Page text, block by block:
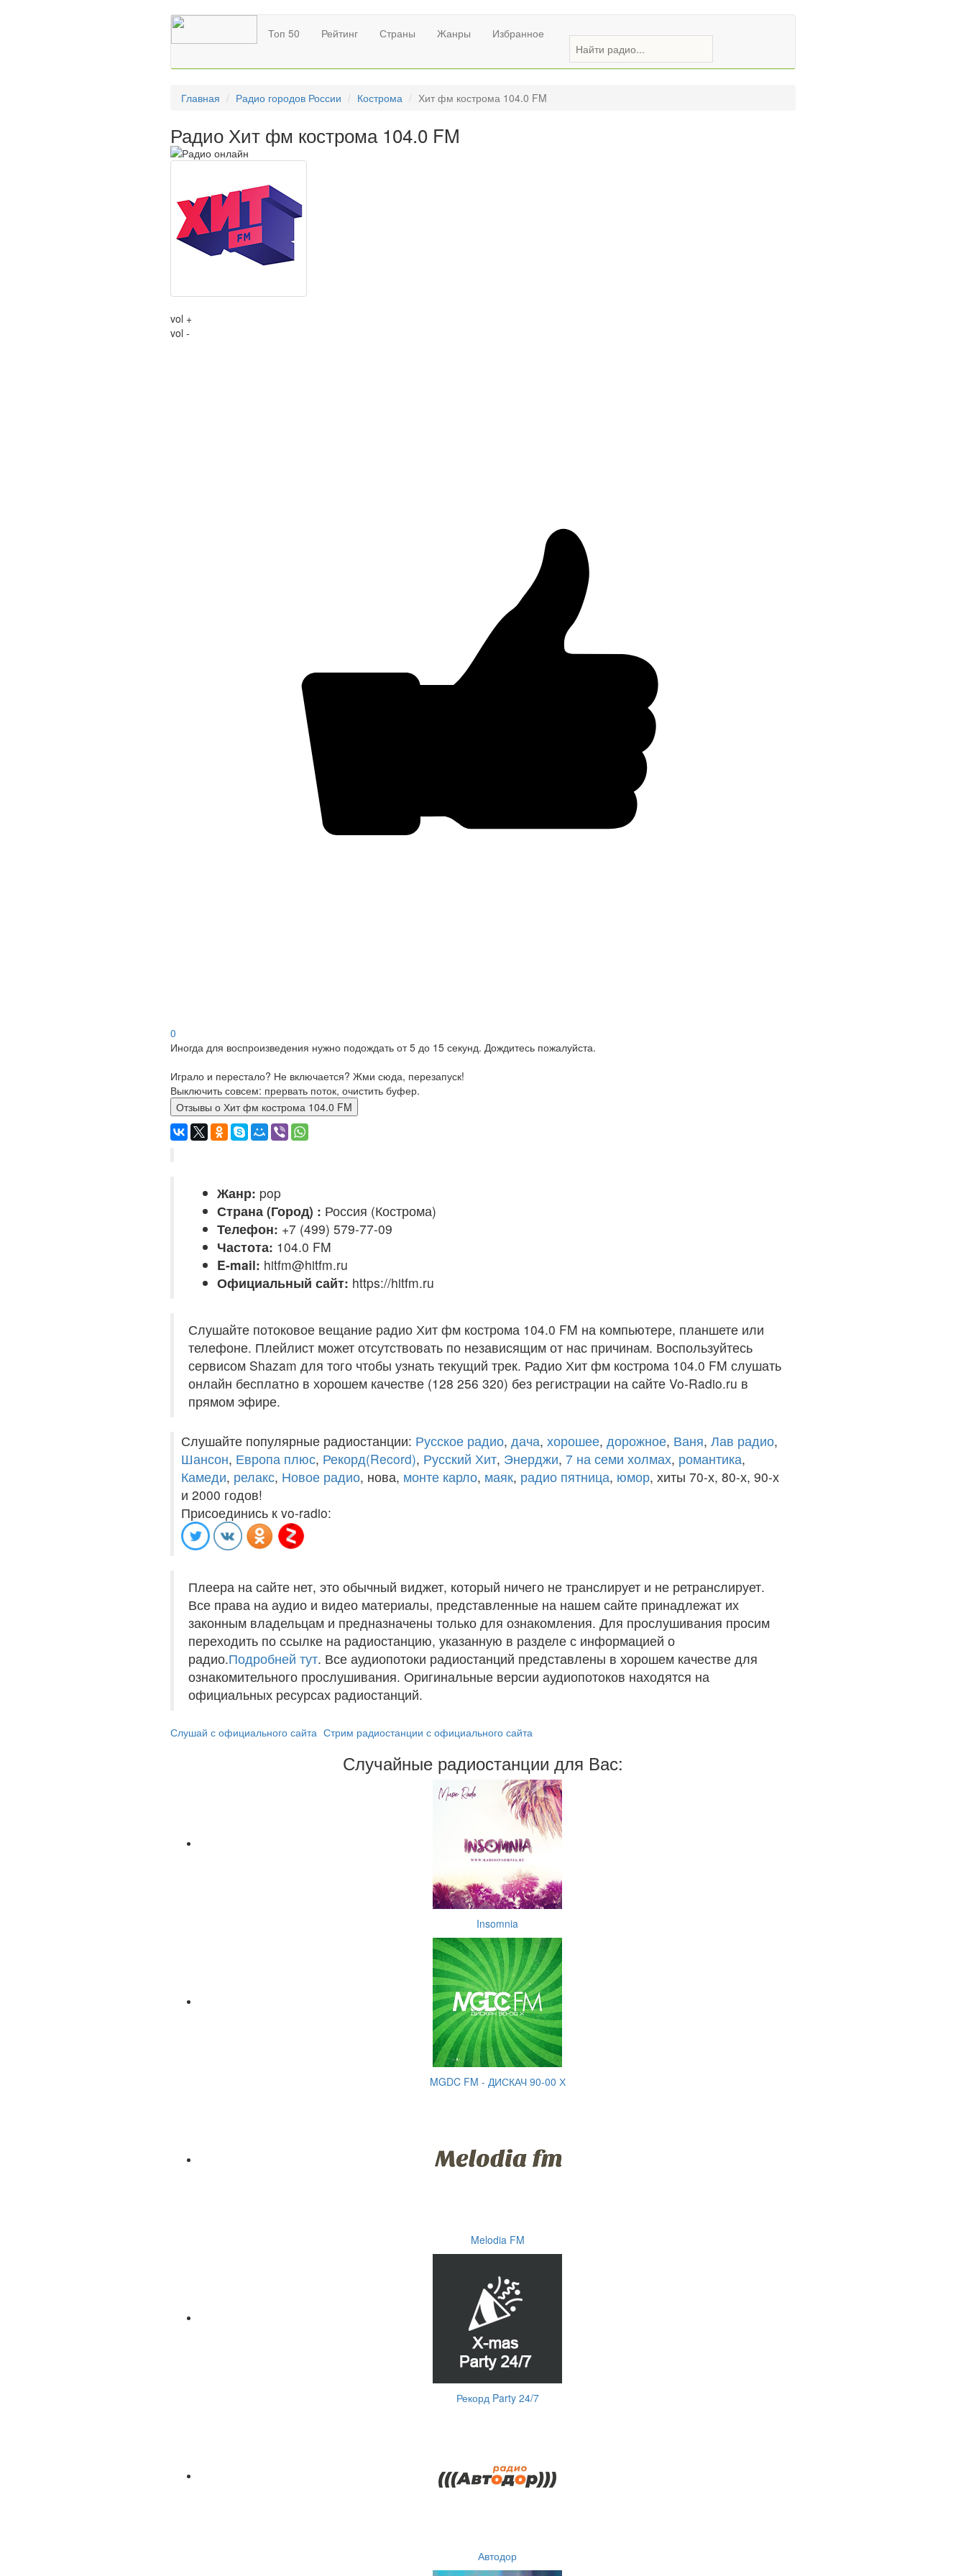
Топ 50 Рейтинг Страны Жанры Избранное
Главная Радио городов России Кострома Хит фм кострома 104.0 FM
Радио Хит фм кострома 104.0 FM
vol +
vol -
0
Иногда для воспроизведения нужно подождать от 5 до 15 секунд. Дождитесь пожалуйста.
Играло и перестало? Не включается? Жми сюда, перезапуск!
Выключить совсем: прервать поток, очистить буфер.
Отзывы о Хит фм кострома 104.0 FM
Жанр: pop
Страна (Город) : Россия (Кострома)
Телефон: +7 (499) 579-77-09
Частота: 104.0 FM
E-mail: hitfm@hitfm.ru
Официальный сайт: https://hitfm.ru
Слушайте потоковое вещание радио Хит фм кострома 104.0 FM на компьютере, планшете или
телефоне. Плейлист может отсутствовать по независящим от нас причинам. Воспользуйтесь
сервисом Shazam для того чтобы узнать текущий трек. Радио Хит фм кострома 104.0 FM слушать
онлайн бесплатно в хорошем качестве (128 256 320) без регистрации на сайте Vo-Radio.ru в
прямом эфире.
Слушайте популярные радиостанции: Русское радио, дача, хорошее, дорожное, Ваня, Лав радио,
Шансон, Европа плюс, Рекорд(Record), Русский Хит, Энерджи, 7 на семи холмах, романтика,
Камеди, релакс, Новое радио, нова, монте карло, маяк, радио пятница, юмор, хиты 70-х, 80-х, 90-х
и 2000 годов!
Присоединись к vo-radio:
Плеера на сайте нет, это обычный виджет, который ничего не транслирует и не ретранслирует.
Все права на аудио и видео материалы, представленные на нашем сайте принадлежат их
законным владельцам и предназначены только для ознакомления. Для прослушивания просим
переходить по ссылке на радиостанцию, указанную в разделе с информацией о
радио.Подробней тут. Все аудиопотоки радиостанций представлены в хорошем качестве для
ознакомительного прослушивания. Оригинальные версии аудиопотоков находятся на
официальных ресурсах радиостанций.
Слушай с официального сайта Стрим радиостанции с официального сайта
Случайные радиостанции для Вас:
Insomnia
MGDC FM - ДИСКАЧ 90-00 Х
Melodia FM
Рекорд Party 24/7
Автодор